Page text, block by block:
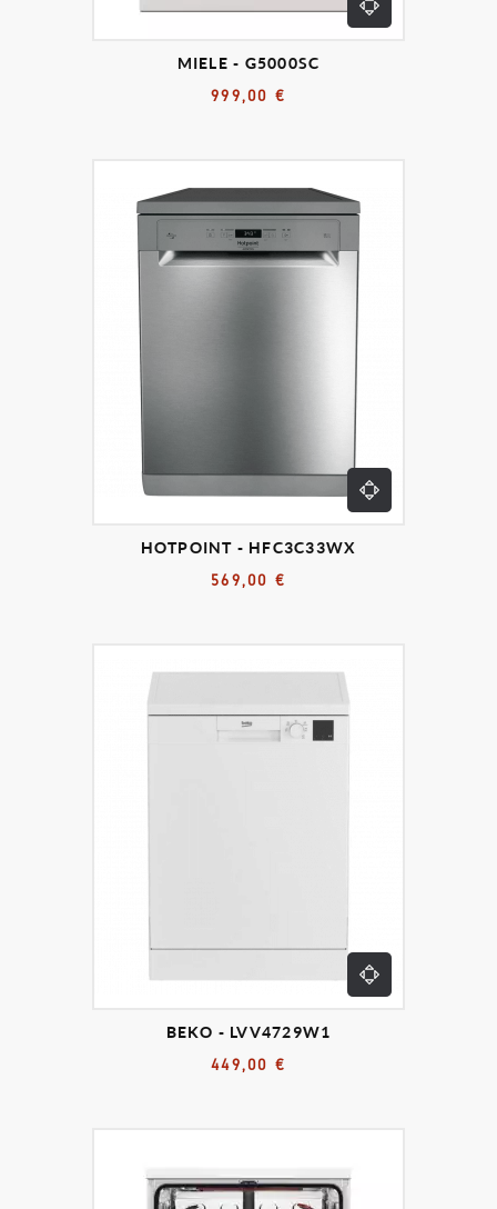
MIELE - G5000SC
999,00 €
HOTPOINT - HFC3C33WX
569,00 €
BEKO - LVV4729W1
449,00 €